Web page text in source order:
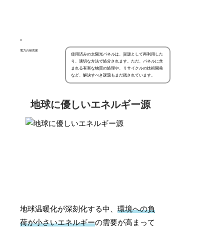
電力の研究家
使用済みの太陽光パネルは、資源として再利用した
り、適切な方法で処分されます。ただ、パネルに含
まれる有害な物質の処理や、リサイクルの技術開発
など、解決すべき課題もまだ残されています。
地球に優しいエネルギー源
地球温暖化が深刻化する中、環境への負
荷が小さいエネルギーの需要が高まって